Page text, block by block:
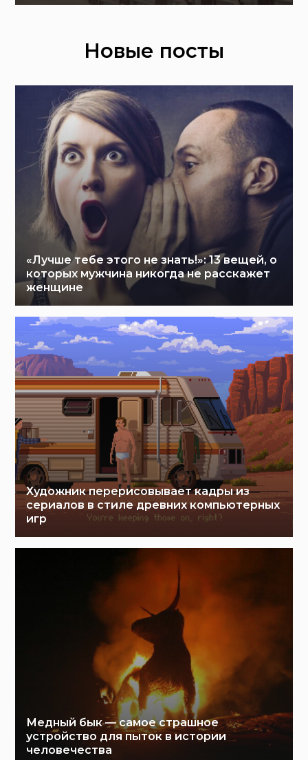
Новые посты
«Лучше тебе этого не знать!»: 13 вещей, о
которых мужчина никогда не расскажет
женщине
Художник перерисовывает кадры из
сериалов в стиле древних компьютерных
игр
Медный бык — самое страшное
устройство для пыток в истории
человечества